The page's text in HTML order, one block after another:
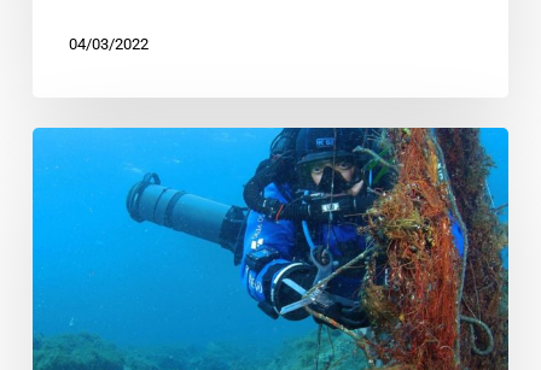
04/03/2022